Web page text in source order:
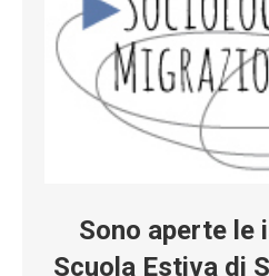
Sono aperte le
Scuola Estiva di